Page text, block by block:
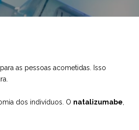
as pessoas acometidas. Isso
dos indivíduos. O natalizumabe